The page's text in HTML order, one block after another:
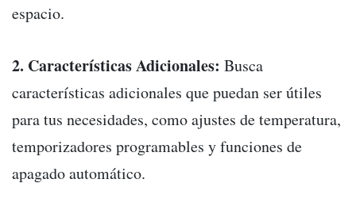
espacio.
2. Características Adicionales: Busca
características adicionales que puedan ser útiles
para tus necesidades, como ajustes de temperatura,
temporizadores programables y funciones de
apagado automático.